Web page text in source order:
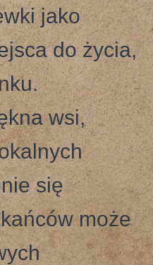
jako
do życia,
wsi,
się
może